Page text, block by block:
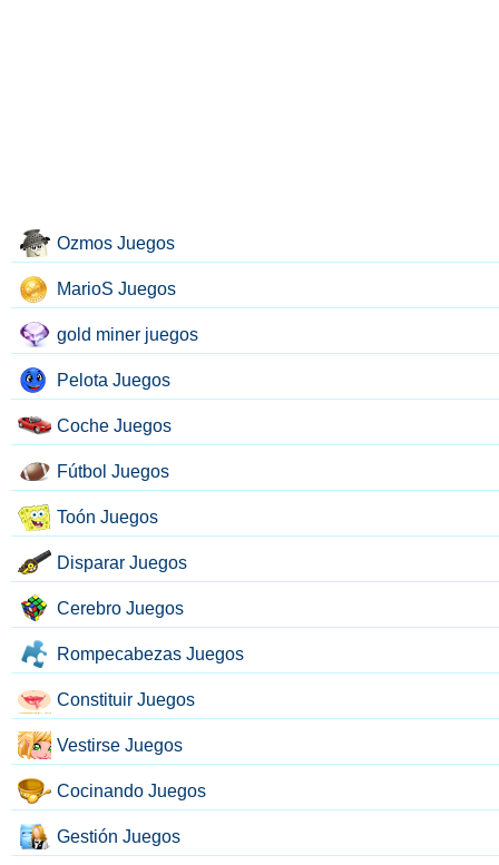
Ozmos Juegos
MarioS Juegos
gold miner juegos
Pelota Juegos
Coche Juegos
Fútbol Juegos
Toón Juegos
Disparar Juegos
Cerebro Juegos
Rompecabezas Juegos
Constituir Juegos
Vestirse Juegos
Cocinando Juegos
Gestión Juegos